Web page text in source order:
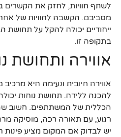
לשתף חוויות, לחזק את הקשרים
מסביבם. הקשבה לחוויות של
ייחודיים יכולה להקל על
בתקופה זו.
אווירה ותחושת
אווירה חיובית ונעימה היא
להכנה ללידה. תחושת נוחות
הכללית של המשתתפים. חשוב
רגוע, עם תאורה רכה, מוסיקה
יש לבדוק אם המקום מציע פינות